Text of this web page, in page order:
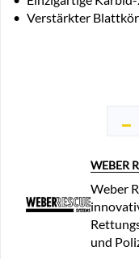
• Verstärkter
WEBER
Weber
und